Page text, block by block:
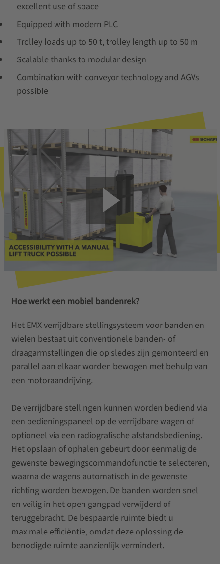
excellent use of space
Equipped with modern PLC
Trolley loads up to 50 t, trolley length up to 50 m
Scalable thanks to modular design
Combination with conveyor technology and AGVs
possible
Hoe werkt een mobiel bandenrek?
Het EMX verrijdbare stellingsysteem voor banden en
wielen bestaat uit conventionele banden- of
draagarmstellingen die op sledes zijn gemonteerd en
parallel aan elkaar worden bewogen met behulp van
een motoraandrijving.
De verrijdbare stellingen kunnen worden bediend via
een bedieningspaneel op de verrijdbare wagen of
optioneel via een radiografische afstandsbediening.
Het opslaan of ophalen gebeurt door eenmalig de
gewenste bewegingscommandofunctie te selecteren,
waarna de wagens automatisch in de gewenste
richting worden bewogen. De banden worden snel
en veilig in het open gangpad verwijderd of
teruggebracht. De bespaarde ruimte biedt u
maximale efficiëntie, omdat deze oplossing de
benodigde ruimte aanzienlijk vermindert.